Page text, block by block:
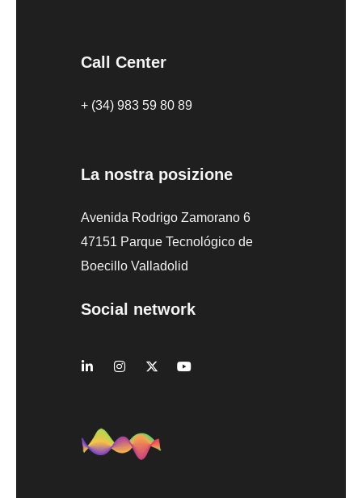
Call Center
+ (34) 983 59 80 89
La nostra posizione
Avenida Rodrigo Zamorano 6
47151 Parque Tecnológico de
Boecillo Valladolid
Social network